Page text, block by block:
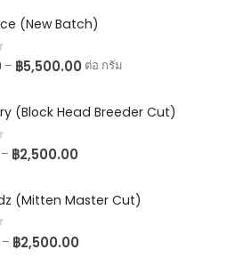
(New Batch)
– ฿5,500.00 ต่อ กรัม
(Block Head Breeder Cut)
– ฿2,500.00
(Mitten Master Cut)
– ฿2,500.00